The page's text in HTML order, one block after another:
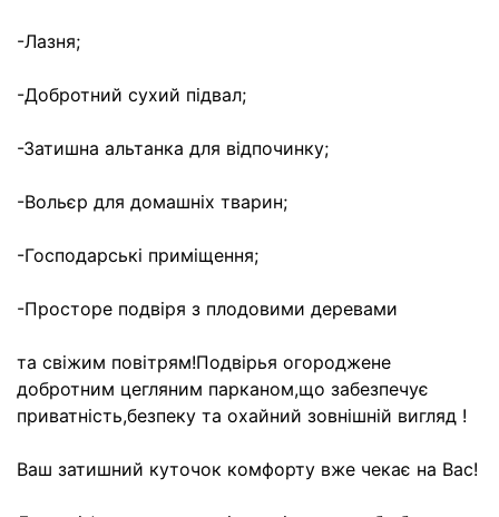
-Лазня;
-Добротний сухий підвал;
-Затишна альтанка для відпочинку;
-Вольєр для домашніх тварин;
-Господарські приміщення;
-Просторе подвіря з плодовими деревами
та свіжим повітрям!Подвірья огороджене
добротним цегляним парканом,що забезпечує
приватність,безпеку та охайний зовнішній вигляд !
Ваш затишний куточок комфорту вже чекає на Вас!